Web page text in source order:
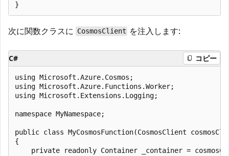
次に関数クラスに CosmosClient を注入します:
C# コピー
using Microsoft.Azure.Cosmos;
using Microsoft.Azure.Functions.Worker;
using Microsoft.Extensions.Logging;
namespace MyNamespace;
public class MyCosmosFunction(CosmosClient
{
private readonly Container _container =